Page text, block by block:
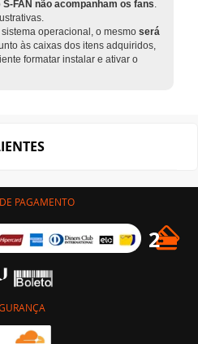
S-FAN não acompanham os fans.
operacional, o mesmo será
às caixas dos itens adquiridos,
formatar instalar e ativar o
PAGAMENTO